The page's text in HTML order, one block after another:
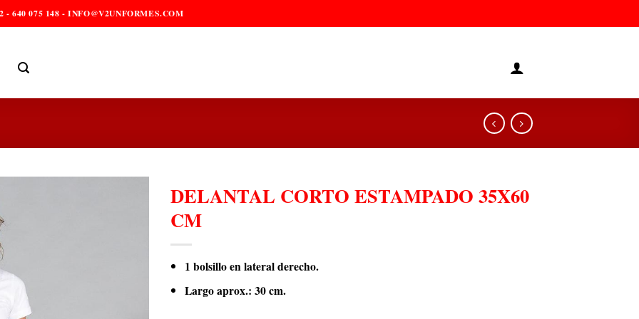
640 075 148 - INFO@V2UNFORMES.COM
DELANTAL CORTO ESTAMPADO 35X60
CM
1 bolsillo en lateral derecho.
Largo aprox.: 30 cm.